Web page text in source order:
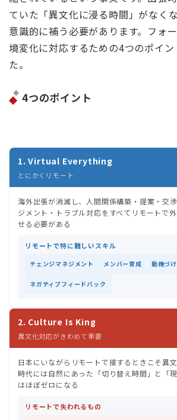
ていた「異文化に浸る時間」がなく
意識的に補う必要があります。フォ
境変化に対応するための4つのポイン
た。
4つのポイント
1. Virtual Everything
とにかくリモート
海外出張が消滅し、人間関係構築・提案・交
ジメント・トラブル対応をすべてリモートで
せる必要がある
リモートで特に難しいスキル
チェンジマネジメント メンバー育成 動機づけ
ネガティブフィードバック
2. Culture Is King
異文化対応がきわめて重要
日本にいながらリモートで接するときこそ異
時代には自然にあった「切り替え時間」と「
はほぼゼロになる
リモートで失われるもの